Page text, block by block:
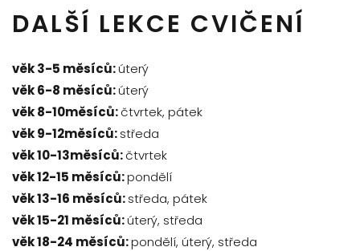
DALŠÍ LEKCE CVIČENÍ
věk 3-5 měsíců:úterý
věk 6-8 měsíců:úterý
věk 8-10měsíců:čtvrtek, pátek
věk 9-12měsíců:středa
věk 10-13měsíců:čtvrtek
věk 12-15 měsíců:pondělí
věk 13-16 měsíců:středa, pátek
věk 15-21 měsíců:úterý, středa
věk 18-24 měsíců:pondělí, úterý, středa